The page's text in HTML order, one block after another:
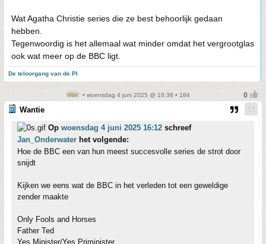
Wat Agatha Christie series die ze best behoorlijk gedaan
hebben.
Tegenwoordig is het allemaal wat minder omdat het vergrootglas
ook wat meer op de BBC ligt.
De teloorgang van de PI
• woensdag 4 juni 2025 @ 16:38 • 184
Wantie
Op woensdag 4 juni 2025 16:12 schreef
Jan_Onderwater het volgende:
Hoe de BBC een van hun meest succesvolle series de strot door
snijdt
Kijken we eens wat de BBC in het verleden tot een geweldige
zender maakte
Only Fools and Horses
Father Ted
Yes Minister/Yes Priminister